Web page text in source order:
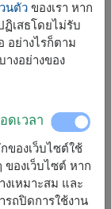
1,800
ข้อความ
นตัวของเรา หาก
เสธโดยไม่รับ
อย่างไรก็ตาม
งอย่างของ
ดเวลา
ของเว็บไซต์ใช้
ของเว็บไซต์ หาก
เหมาะสม และ
รถปิดการใช้งาน